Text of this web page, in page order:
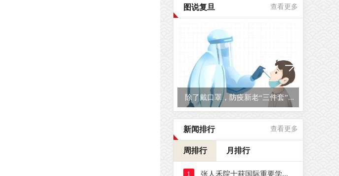
图说复旦 查看更多
除了戴口罩，防疫新老“三件套”...
新闻排行 查看更多
周排行 月排行